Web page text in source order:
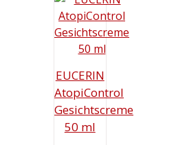
EUCERIN
AtopiControl
Gesichtscreme
50 ml